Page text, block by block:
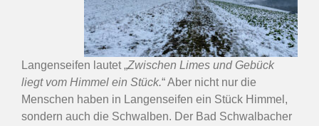
Langenseifen lautet „Zwischen Limes und Gebück
liegt vom Himmel ein Stück.“ Aber nicht nur die
Menschen haben in Langenseifen ein Stück Himmel,
sondern auch die Schwalben. Der Bad Schwalbacher